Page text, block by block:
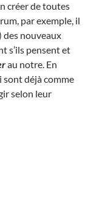
créer de toutes
par exemple, il
nouveaux
s’ils pensent et
au notre. En
sont déjà comme
selon leur